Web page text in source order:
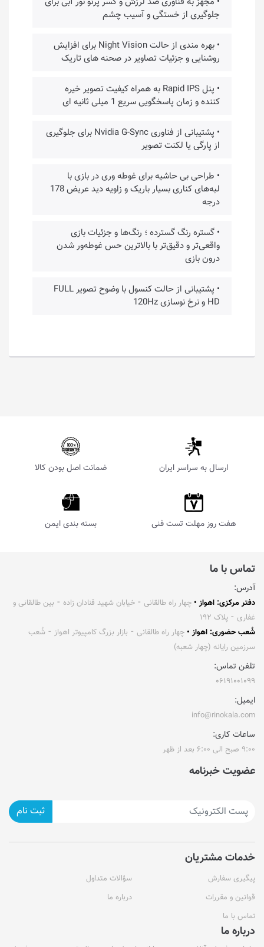
جلوگیری از خستگی و آسیب چشم
• بهره مندی از حالت Night Vision برای افزایش
روشنایی و جزئیات تصاویر در صحنه های تاریک
• پنل Rapid IPS به همراه کیفیت تصویر خیره
کننده و زمان پاسخگویی سریع 1 میلی ثانیه ای
• پشتیبانی از فناوری Nvidia G-Sync برای جلوگیری
از پارگی یا لکنت تصویر
• طراحی بی حاشیه برای غوطه وری در بازی با
لبه‌های کناری بسیار باریک و زاویه دید عریض 178
درجه
• گستره رنگ گسترده ؛ رنگ‌ها و جزئیات بازی
واقعی‌تر و دقیق‌تر با بالاترین حس غوطه‌ور شدن
درون بازی
• پشتیبانی از حالت کنسول با وضوح تصویر FULL
HD و نرخ نوسازی 120Hz
ارسال به سراسر ایران ضمانت اصل بودن کالا
هفت روز مهلت تست فنی بسته بندی ایمن
تماس با ما
آدرس:
دفتر مرکزی: اهواز • چهار راه طالقانی ⁃ خیابان شهید قنادان زاده ⁃ بین طالقانی و
غفاری ⁃ پلاک ۱۹۲
شُعب حضوری: اهواز • چهار راه طالقانی ⁃ بازار بزرگ کامپیوتر اهواز ⁃ شُعب
سرزمین رایانه (چهار شعبه)
تلفن تماس:
۰۶۱۹۱۰۰۱۰۹۹
ایمیل:
info@rinokala.com
ساعات کاری:
۹:۰۰ صبح الی ۶:۰۰ بعد از ظهر
عضویت خبرنامه
ثبت نام
خدمات مشتریان
پیگیری سفارش
سؤالات متداول
قوانین و مقررات
درباره ما
تماس با ما
درباره ما